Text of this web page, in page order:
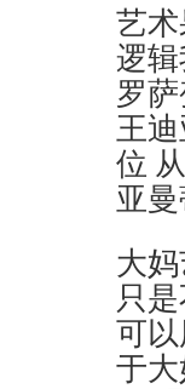
艺
逻
罗
王
位
亚
大
只
可
于